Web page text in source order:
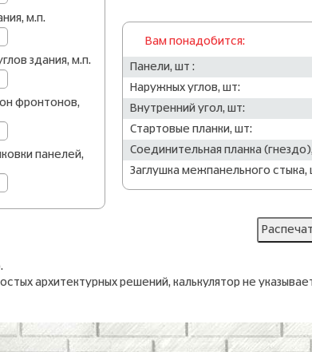
м.п.
здания, м.п.
фронтонов,
панелей,
Вам понадобится:
Панели, шт :
Наружных углов, шт:
Внутренний угол, шт:
Стартовые планки, шт:
Соединительная планка
Заглушка межпанельного стыка,
архитектурных решений, калькулятор не